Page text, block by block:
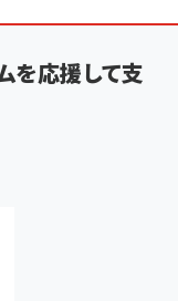
を応援して支